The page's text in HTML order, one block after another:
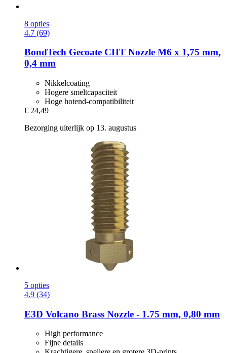
8 opties
4.7 (69)
BondTech Gecoate CHT Nozzle M6 x 1,75 mm,
0,4 mm
Nikkelcoating
Hogere smeltcapaciteit
Hoge hotend-compatibiliteit
€ 24,49
Bezorging uiterlijk op 13. augustus
5 opties
4.9 (34)
E3D Volcano Brass Nozzle -​ 1.75 mm, 0,80 mm
High performance
Fijne details